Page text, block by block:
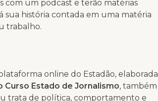
com um podcast e terão matérias
sua história contada em uma matéria
trabalho.
online do Estadão, elaborada
Curso Estado de Jornalismo, também
trata de política, comportamento e